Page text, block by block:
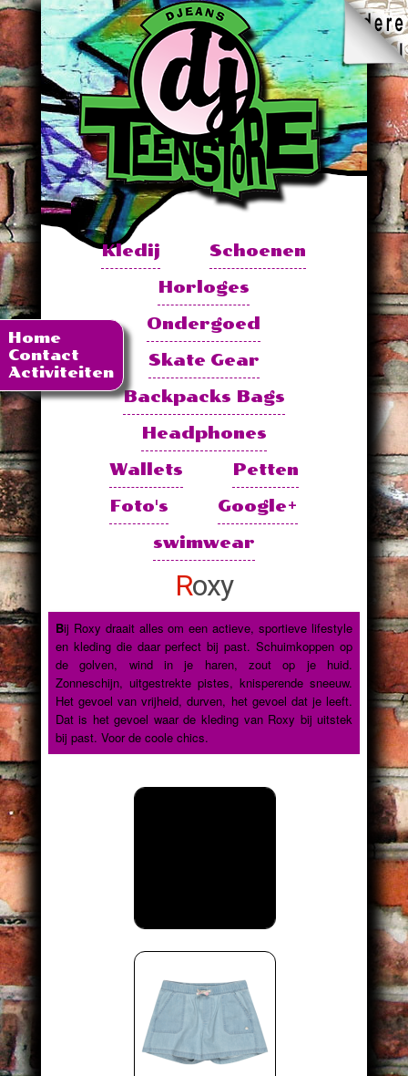
Kledij
Schoenen
Horloges
Ondergoed
Skate Gear
Backpacks Bags
Headphones
Wallets
Petten
Foto's
Google+
swimwear
Roxy
Bij Roxy draait alles om een actieve, sportieve lifestyle
en kleding die daar perfect bij past. Schuimkoppen op
de golven, wind in je haren, zout op je huid.
Zonneschijn, uitgestrekte pistes, knisperende sneeuw.
Het gevoel van vrijheid, durven, het gevoel dat je leeft.
Dat is het gevoel waar de kleding van Roxy bij uitstek
bij past. Voor de coole chics.
Home
Contact
Activiteiten